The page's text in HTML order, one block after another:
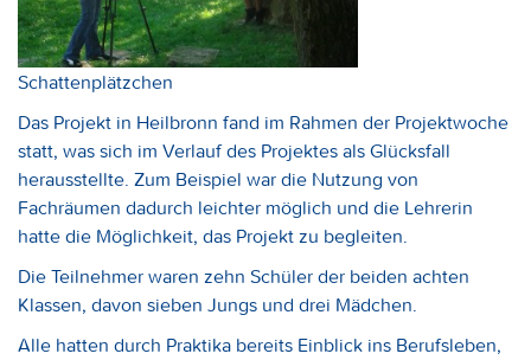
Schattenplätzchen
Das Projekt in Heilbronn fand im Rahmen der Projektwoche
statt, was sich im Verlauf des Projektes als Glücksfall
herausstellte. Zum Beispiel war die Nutzung von
Fachräumen dadurch leichter möglich und die Lehrerin
hatte die Möglichkeit, das Projekt zu begleiten.
Die Teilnehmer waren zehn Schüler der beiden achten
Klassen, davon sieben Jungs und drei Mädchen.
Alle hatten durch Praktika bereits Einblick ins Berufsleben,